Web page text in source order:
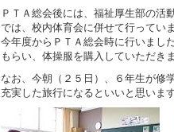
ＰＴＡ総会後には、福祉厚生部の活
では、校内体育会に併せて行ってい
今年度からＰＴＡ総会時に行いまし
もらい、体操服を購入していただきま
なお、今朝（２５日）、６年生が修
充実した旅行になるといいと思います